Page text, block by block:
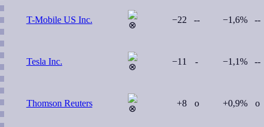
T-Mobile US Inc. −22 -- −1,6% --
Tesla Inc. −11 - −1,1% --
Thomson Reuters +8 o +0,9% o